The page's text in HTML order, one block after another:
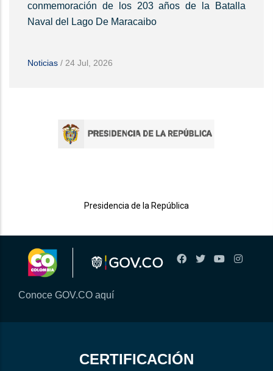
conmemoración de los 203 años de la Batalla
Naval del Lago De Maracaibo
Noticias / 24 Jul, 2026
Presidencia de la República
Conoce GOV.CO aquí
CERTIFICACIÓN